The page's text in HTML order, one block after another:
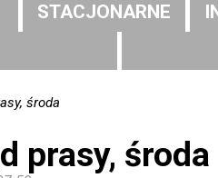
STACJONARNE
środa
prasy, środa